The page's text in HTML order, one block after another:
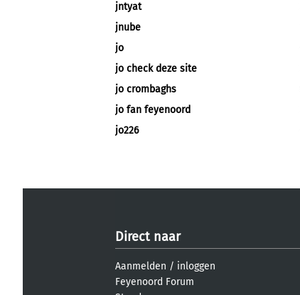
jntyat
jnube
jo
jo check deze site
jo crombaghs
jo fan feyenoord
jo226
Direct naar
Aanmelden / inloggen
Feyenoord Forum